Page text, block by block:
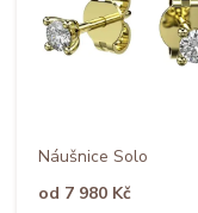
Náušnice Solo
od 7 980 Kč